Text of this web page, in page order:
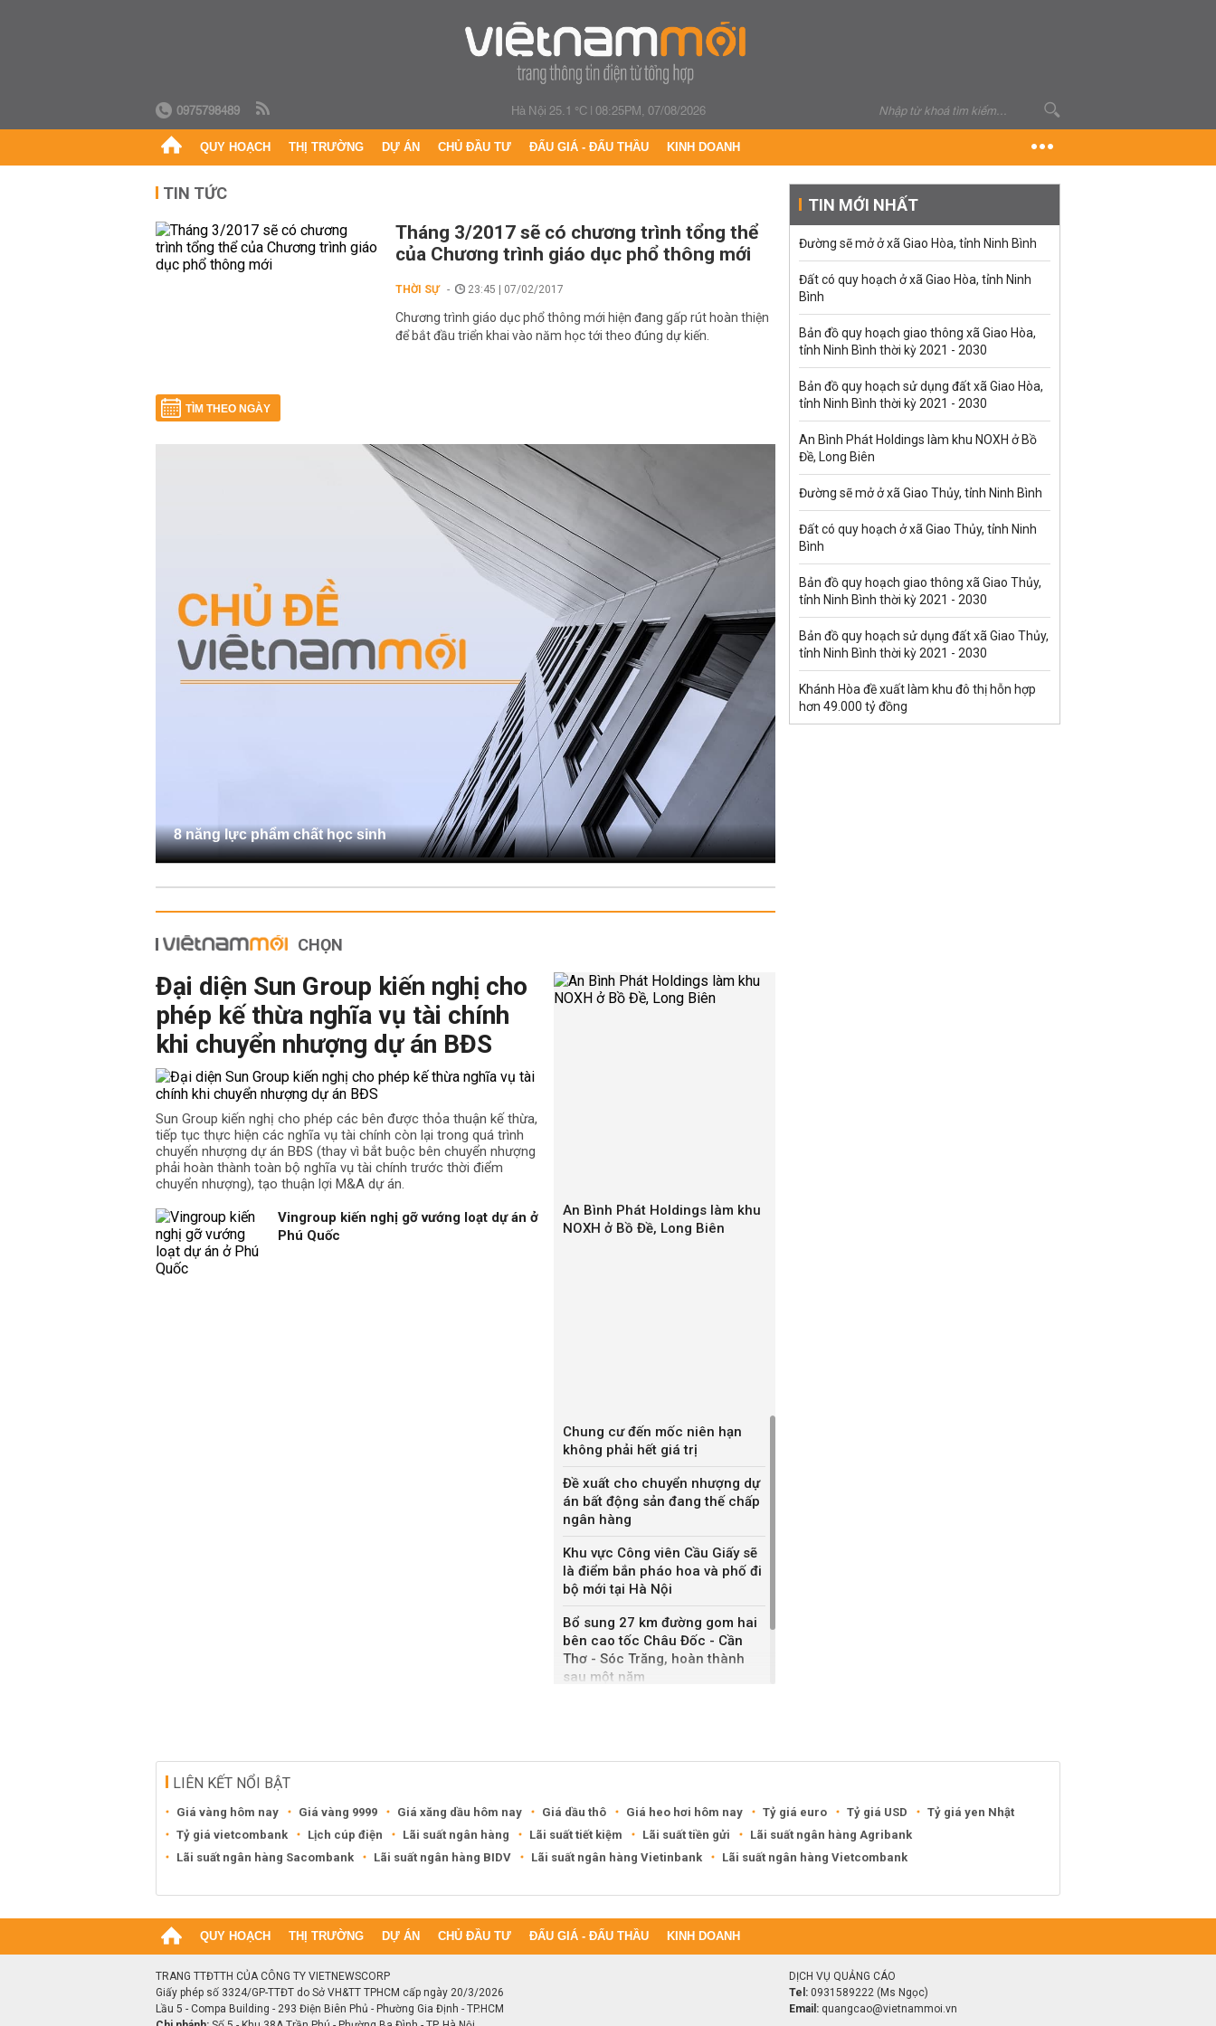
0975798489 Hà Nội 25.1 °C|08:25PM, 07/08/2026
QUY HOẠCH THỊ TRƯỜNG DỰ ÁN CHỦ ĐẦU TƯ ĐẤU GIÁ - ĐẤU THẦU KINH DOANH
TIN TỨC
Tháng 3/2017 sẽ có chương trình tổng thể
của Chương trình giáo dục phổ thông mới
THỜI SỰ 23:45 | 07/02/2017
Chương trình giáo dục phổ thông mới hiện đang gấp rút hoàn thiện
để bắt đầu triển khai vào năm học tới theo đúng dự kiến.
TÌM THEO NGÀY
8 năng lực phẩm chất học sinh
CHỌN
Đại diện Sun Group kiến nghị cho
phép kế thừa nghĩa vụ tài chính
khi chuyển nhượng dự án BĐS
Sun Group kiến nghị cho phép các bên được thỏa thuận kế thừa,
tiếp tục thực hiện các nghĩa vụ tài chính còn lại trong quá trình
chuyển nhượng dự án BĐS (thay vì bắt buộc bên chuyển nhượng
phải hoàn thành toàn bộ nghĩa vụ tài chính trước thời điểm
chuyển nhượng), tạo thuận lợi M&A dự án.
Vingroup kiến nghị gỡ vướng loạt dự án ở
Phú Quốc
An Bình Phát Holdings làm khu
NOXH ở Bồ Đề, Long Biên
Chung cư đến mốc niên hạn
không phải hết giá trị
Đề xuất cho chuyển nhượng dự
án bất động sản đang thế chấp
ngân hàng
Khu vực Công viên Cầu Giấy sẽ
là điểm bắn pháo hoa và phố đi
bộ mới tại Hà Nội
Bổ sung 27 km đường gom hai
bên cao tốc Châu Đốc - Cần
Thơ - Sóc Trăng, hoàn thành
sau một năm
TIN MỚI NHẤT
Đường sẽ mở ở xã Giao Hòa, tỉnh Ninh Bình
Đất có quy hoạch ở xã Giao Hòa, tỉnh Ninh
Bình
Bản đồ quy hoạch giao thông xã Giao Hòa,
tỉnh Ninh Bình thời kỳ 2021 - 2030
Bản đồ quy hoạch sử dụng đất xã Giao Hòa,
tỉnh Ninh Bình thời kỳ 2021 - 2030
An Bình Phát Holdings làm khu NOXH ở Bồ
Đề, Long Biên
Đường sẽ mở ở xã Giao Thủy, tỉnh Ninh Bình
Đất có quy hoạch ở xã Giao Thủy, tỉnh Ninh
Bình
Bản đồ quy hoạch giao thông xã Giao Thủy,
tỉnh Ninh Bình thời kỳ 2021 - 2030
Bản đồ quy hoạch sử dụng đất xã Giao Thủy,
tỉnh Ninh Bình thời kỳ 2021 - 2030
Khánh Hòa đề xuất làm khu đô thị hỗn hợp
hơn 49.000 tỷ đồng
LIÊN KẾT NỔI BẬT
Giá vàng hôm nay Giá vàng 9999 Giá xăng dầu hôm nay Giá dầu thô Giá heo hơi hôm nay Tỷ giá euro Tỷ giá USD
Tỷ giá yen Nhật
Tỷ giá vietcombank
Lịch cúp điện Lãi suất ngân hàng Lãi suất tiết kiệm Lãi suất tiền gửi
Lãi suất ngân hàng Agribank
Lãi suất ngân hàng Sacombank
Lãi suất ngân hàng BIDV Lãi suất ngân hàng Vietinbank Lãi suất ngân hàng Vietcombank
QUY HOẠCH THỊ TRƯỜNG DỰ ÁN CHỦ ĐẦU TƯ ĐẤU GIÁ - ĐẤU THẦU KINH DOANH
TRANG TTĐTTH CỦA CÔNG TY VIETNEWSCORP
Giấy phép số 3324/GP-TTĐT do Sở VH&TT TPHCM cấp ngày 20/3/2026
Lầu 5 - Compa Building - 293 Điện Biên Phủ - Phường Gia Định - TP.HCM
DỊCH VỤ QUẢNG CÁO
Tel: 0931589222 (Ms Ngọc)
Email: quangcao@vietnammoi.vn